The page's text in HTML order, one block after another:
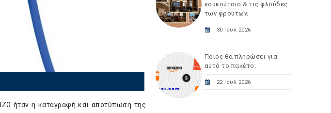
ήταν η καταγραφή και αποτύπωση της
κουκούτσια & τις φλούδες
των φρούτων;
30 Ιουλ 2026
Ποιος θα πληρώσει για
αυτό το πακέτο;
22 Ιουλ 2026